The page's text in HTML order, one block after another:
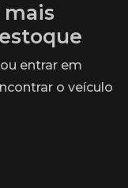
mais
entrar em
o veículo